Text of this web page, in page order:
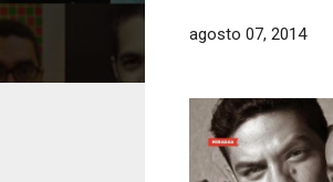
agosto 07, 2014